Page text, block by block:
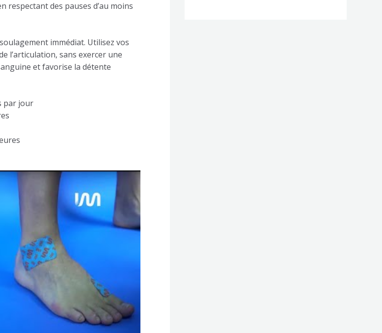
des pauses d’au moins
immédiat. Utilisez vos
l’articulation, sans exercer une
et favorise la détente
par jour